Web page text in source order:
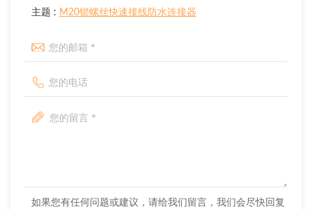
主题 : M20锁螺丝快速接线防水连接器
如果您有任何问题或建议，请给我们留言，我们会尽快回复